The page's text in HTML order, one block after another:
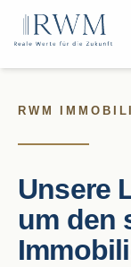
RWM
Unsere
um den